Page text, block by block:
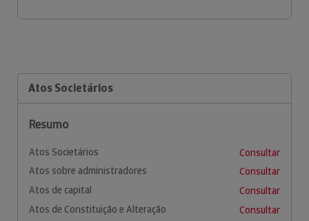
Atos Societários
Resumo
Atos Societários
Consultar
Atos sobre administradores
Consultar
Atos de capital
Consultar
Atos de Constituição e Alteração
Consultar